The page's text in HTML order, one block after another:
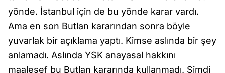
yönde. İstanbul için de bu yönde karar vardı.
Ama en son Butlan kararından sonra böyle
yuvarlak bir açıklama yaptı. Kimse aslında bir şey
anlamadı. Aslında YSK anayasal hakkını
maalesef bu Butlan kararında kullanmadı. Şimdi